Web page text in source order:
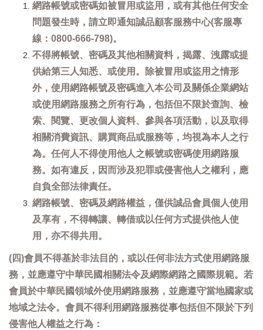
網路帳號或密碼如被冒用或盜用，或有其他任何安全
問題發生時，請立即通知誠品顧客服務中心(客服專
線：0800-666-798)。
不得將帳號、密碼及其他相關資料，揭露、洩露或提
供給第三人知悉、或使用。除被冒用或盜用之情形
外，使用網路帳號及密碼進入本公司及關係企業網站
或使用網路服務之所有行為，包括但不限於查詢、檢
索、閱覽、更改個人資料、參與各項活動，以及取得
相關消費資訊、購買商品或服務等，均視為本人之行
為。任何人不得使用他人之帳號或密碼使用網路服
務。如有違反，因而涉及犯罪或侵害他人之權利，應
自負全部法律責任。
網路帳號、密碼及網路權益，僅供誠品會員個人使用
及享有，不得轉讓、轉借或以任何方式提供他人使
用，亦不得共用。
(四)會員不得基於非法目的，或以任何非法方式使用網路服
務，並應遵守中華民國相關法令及網際網路之國際規範。若
會員於中華民國領域外使用網路服務，並應遵守當地國家或
地域之法令。會員不得利用網路服務從事包括但不限於下列
侵害他人權益之行為：